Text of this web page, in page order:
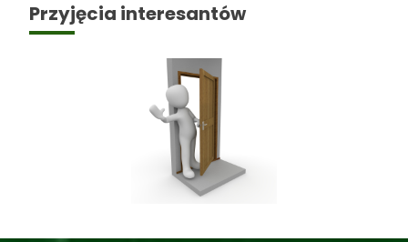
Przyjęcia interesantów